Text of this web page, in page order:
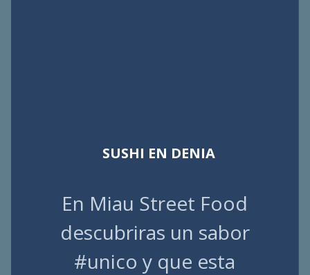
SUSHI EN DENIA
En Miau Street Food
descubriras un sabor
#unico y que esta